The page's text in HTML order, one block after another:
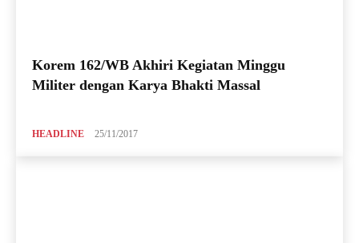
Korem 162/WB Akhiri Kegiatan Minggu
Militer dengan Karya Bhakti Massal
HEADLINE 25/11/2017